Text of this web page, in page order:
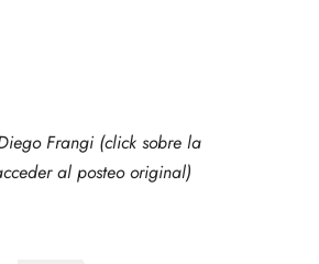
Frangi (click sobre la
al posteo original)